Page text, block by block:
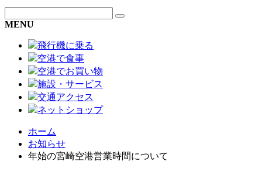
MENU
飛行機に乗る
空港で食事
空港でお買い物
施設・サービス
交通アクセス
ネットショップ
ホーム
お知らせ
年始の宮崎空港営業時間について